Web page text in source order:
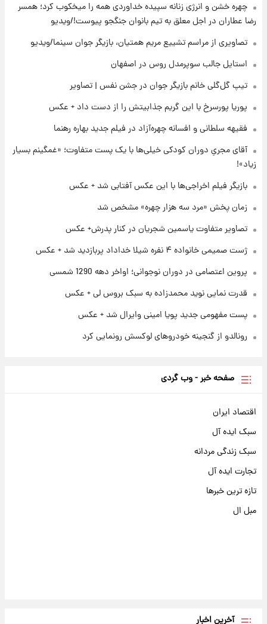
۲۱ ساعت پیش
کار استقلال و رامین رضاییان رسما تمام شد +
۲۲ ساعت پیش
مذاق رضاییان خوش نیامد+عکس
پروین اعتصامی در دوران نوجوانی؛ اواخر دهه
قدرت‌نمایی نظامی چین؛ بمب‌افکن حامل موشک
۲۳ ساعت پیش
کرد
چهره خشن و انرژی زنانه سپیده خداوردی همه را میخکوب کرد؛ همسر
رضا عطاران در اجل معلق به تیم بانوان جنگجو پیوست!/ویدیو
تصاویری از مراسم تشییع مریم همتیان، بازیگر جوان سینما/ویدیو
استایل جالب سوپرمدل روس در اصفهان
تیپ گل‌گلی خانم بازیگر جوان در جشن نفس | تصاویر
پوریا پورسرخ با این گریم جذابیتش را از دست داد + عکس
فقیهه سلطانی و افسانه چهره‌آزاد در فیلم جدید بهاره رهنما
آقای مجریِ دوران کودکی خیلی‌ها با یک پست متفاوت؛ «غمگینم بسیار
زیاد»!
بازیگر فیلم اخراجی‌ها با این عکس آفتابی شد + عکس
زمان پخش «مرد سه هزار چهره» مشخص شد
تصاویر متفاوت یاسمین شجریان در کنار پدرش+ عکس
ژست صمیمی خانواده ۴ نفره شیلا خداداد پربازدید شد + عکس
پروین اعتصامی در دوران نوجوانی؛ اواخر دهه 1290 شمسی
قدرت نمایی نوید محمدزاده به سبک بروس لی + عکس
پست مفهومی جدید پویا امینی وایرال شد + عکس
رونالدو از گنجینه خودروهای لوکسش رونمایی کرد
صفحه خبر - وب گردی
اقتصاد ایران
سبک ایده آل
سبک زندگی مردانه
تجارت ایده آل
تازه ترین خبرها
مبل ال
آخرین اخبار